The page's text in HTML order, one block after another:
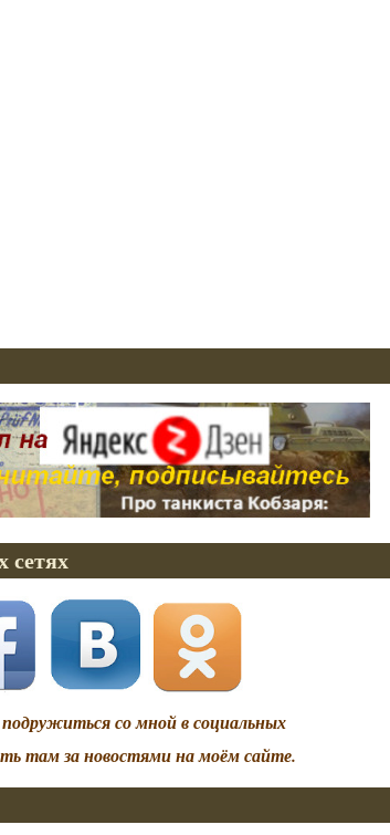
со мной в социальных
там за новостями на моём сайте.